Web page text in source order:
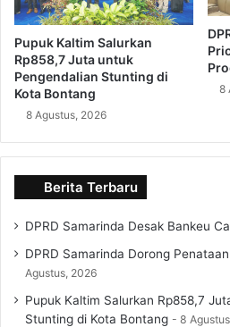
Pupuk Kaltim Salurkan
Rp858,7 Juta untuk
Pengendalian Stunting di
Kota Bontang
8 Agustus, 2026
8
Berita Terbaru
DPRD Samarinda Desak Bankeu
DPRD Samarinda Dorong
Agustus, 2026
Pupuk Kaltim Salurkan Rp858,7
Stunting di Kota Bontang
8